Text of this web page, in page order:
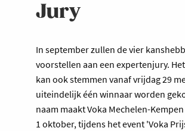
Jury
In september zullen de vier
voorstellen aan een expertenjury.
kan ook stemmen vanaf vrijdag 29
uiteindelijk één winnaar worden
naam maakt Voka Mechelen-
1 oktober, tijdens het event 'Voka